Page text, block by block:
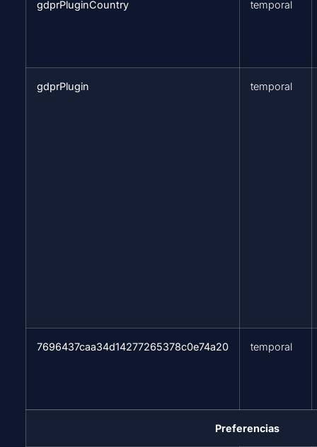
gdprPluginCountry temporal
gdprPlugin temporal
7696437caa34d14277265378c0e74a20 temporal
Preferencias